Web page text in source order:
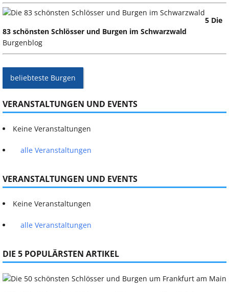
5 Die
83 schönsten Schlösser und Burgen im Schwarzwald
Burgenblog
beliebteste Burgen
VERANSTALTUNGEN UND EVENTS
Keine Veranstaltungen
alle Veranstaltungen
VERANSTALTUNGEN UND EVENTS
Keine Veranstaltungen
alle Veranstaltungen
DIE 5 POPULÄRSTEN ARTIKEL